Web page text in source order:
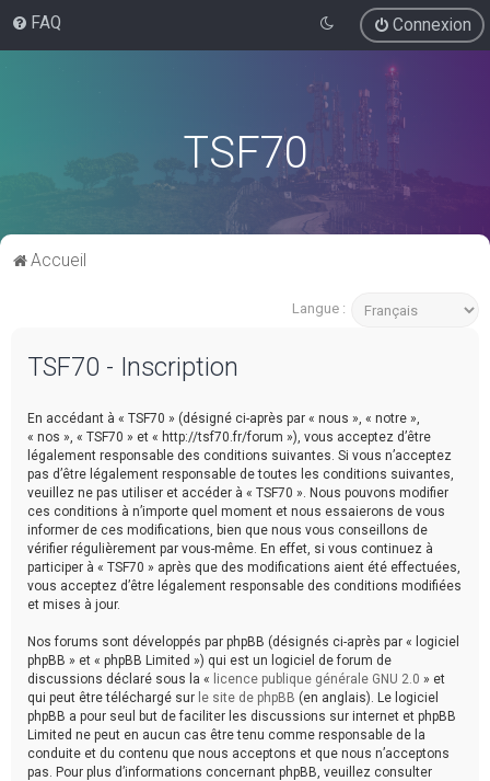
FAQ Connexion
TSF70
Accueil
Langue :
TSF70 - Inscription
En accédant à « TSF70 » (désigné ci-après par « nous », « notre »,
« nos », « TSF70 » et « http://tsf70.fr/forum »), vous acceptez d’être
légalement responsable des conditions suivantes. Si vous n’acceptez
pas d’être légalement responsable de toutes les conditions suivantes,
veuillez ne pas utiliser et accéder à « TSF70 ». Nous pouvons modifier
ces conditions à n’importe quel moment et nous essaierons de vous
informer de ces modifications, bien que nous vous conseillons de
vérifier régulièrement par vous-même. En effet, si vous continuez à
participer à « TSF70 » après que des modifications aient été effectuées,
vous acceptez d’être légalement responsable des conditions modifiées
et mises à jour.
Nos forums sont développés par phpBB (désignés ci-après par « logiciel
phpBB » et « phpBB Limited ») qui est un logiciel de forum de
discussions déclaré sous la « licence publique générale GNU 2.0 » et
qui peut être téléchargé sur le site de phpBB (en anglais). Le logiciel
phpBB a pour seul but de faciliter les discussions sur internet et phpBB
Limited ne peut en aucun cas être tenu comme responsable de la
conduite et du contenu que nous acceptons et que nous n’acceptons
pas. Pour plus d’informations concernant phpBB, veuillez consulter